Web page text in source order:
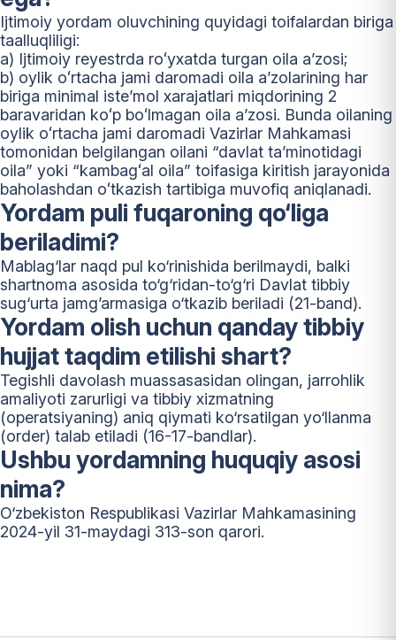
Ijtimoiy yordam oluvchining quyidagi toifalardan biriga
taalluqliligi:
a) Ijtimoiy reyestrda roʻyxatda turgan oila aʼzosi;
b) oylik oʻrtacha jami daromadi oila aʼzolarining har
biriga minimal isteʼmol xarajatlari miqdorining 2
baravaridan koʻp boʻlmagan oila aʼzosi. Bunda oilaning
oylik oʻrtacha jami daromadi Vazirlar Mahkamasi
tomonidan belgilangan oilani “davlat taʼminotidagi
oila” yoki “kambagʻal oila” toifasiga kiritish jarayonida
baholashdan oʻtkazish tartibiga muvofiq aniqlanadi.
Yordam puli fuqaroning qo‘liga
beriladimi?
Mablag‘lar naqd pul ko‘rinishida berilmaydi, balki
shartnoma asosida to‘g‘ridan-to‘g‘ri Davlat tibbiy
sug‘urta jamg’armasiga o‘tkazib beriladi (21-band).
Yordam olish uchun qanday tibbiy
hujjat taqdim etilishi shart?
Tegishli davolash muassasasidan olingan, jarrohlik
amaliyoti zarurligi va tibbiy xizmatning
(operatsiyaning) aniq qiymati ko‘rsatilgan yo‘llanma
(order) talab etiladi (16-17-bandlar).
Ushbu yordamning huquqiy asosi
nima?
O‘zbekiston Respublikasi Vazirlar Mahkamasining
2024-yil 31-maydagi 313-son qarori.